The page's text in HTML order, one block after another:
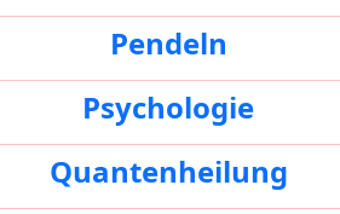
Pendeln
Psychologie
Quantenheilung